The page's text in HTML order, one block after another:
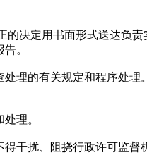
决定用书面形式送达负责
。
理的有关规定和程序处理
理。
干扰、阻挠行政许可监督